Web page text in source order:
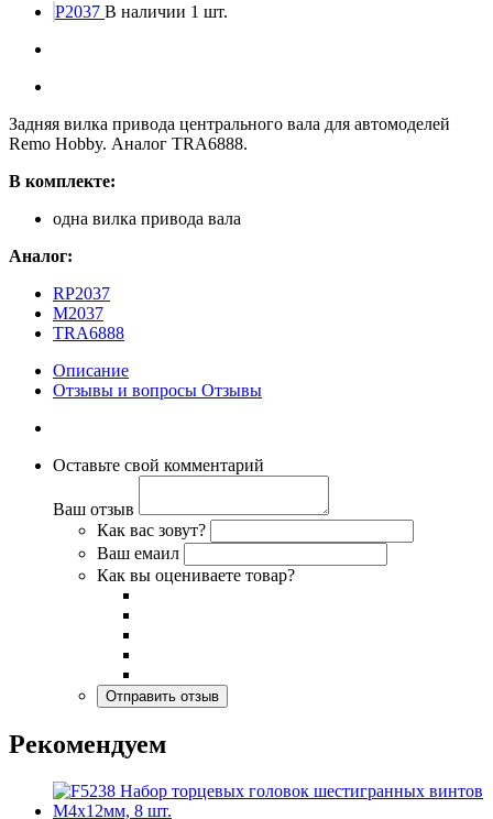
P2037 В наличии 1 шт.
Задняя вилка привода центрального вала для автомоделей
Remo Hobby. Аналог TRA6888.
В комплекте:
одна вилка привода вала
Аналог:
RP2037
M2037
TRA6888
Описание
Отзывы и вопросы Отзывы
Оставьте свой комментарий
Ваш отзыв
Как вас зовут?
Ваш емаил
Как вы оцениваете товар?
Рекомендуем